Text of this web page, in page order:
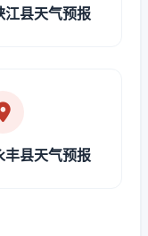
江县天气预报
丰县天气预报